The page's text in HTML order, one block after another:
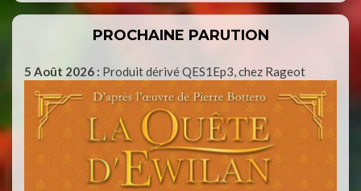
PROCHAINE PARUTION
5 Août 2026 : Produit dérivé QES1Ep3, chez Rageot